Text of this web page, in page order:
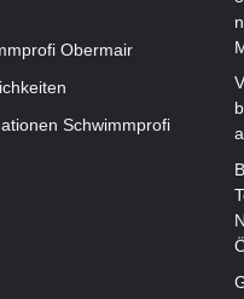
Obermair
Schwimmprofi